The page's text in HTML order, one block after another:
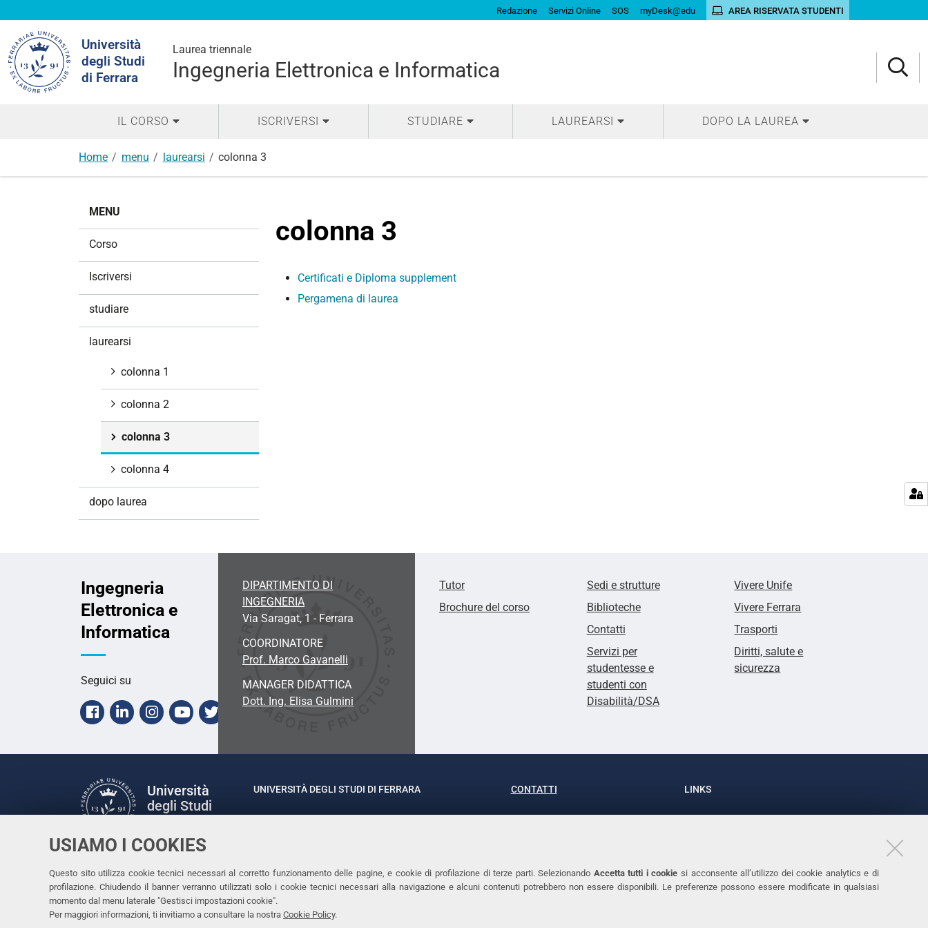
USIAMO I COOKIES
Questo sito utilizza cookie tecnici necessari al corretto funzionamento delle pagine, e cookie di profilazione di terze parti. Selezionando Accetta tutti i cookie si acconsente all’utilizzo dei cookie analytics e di
profilazione. Chiudendo il banner verranno utilizzati solo i cookie tecnici necessari alla navigazione e alcuni contenuti potrebbero non essere disponibili. Le preferenze possono essere modificate in qualsiasi
momento dal menu laterale "Gestisci impostazioni cookie".
Per maggiori informazioni, ti invitiamo a consultare la nostra Cookie Policy.
Redazione Servizi Online SOS myDesk@edu AREA RISERVATA STUDENTI
Università
degli Studi
di Ferrara
Laurea triennale
Ingegneria Elettronica e Informatica
nel
sito
IL CORSO ISCRIVERSI STUDIARE LAUREARSI DOPO LA LAUREA
Home menu laurearsi colonna 3
colonna 3
Certificati e Diploma supplement
Pergamena di laurea
MENU
Corso
Iscriversi
studiare
laurearsi
colonna 1
colonna 2
colonna 3
colonna 4
dopo laurea
Ingegneria
Elettronica e
Informatica
Seguici su
Facebook
LinkedinInstagram
Youtube
Twitter
DIPARTIMENTO DI
INGEGNERIA
Via Saragat, 1 - Ferrara
COORDINATORE
Prof. Marco Gavanelli
MANAGER DIDATTICA
Dott. Ing. Elisa Gulmini
Tutor
Brochure del corso
Sedi e strutture
Biblioteche
Contatti
Servizi per
studentesse e
studenti con
Disabilità/DSA
Vivere Unife
Vivere Ferrara
Trasporti
Diritti, salute e
sicurezza
Università
degli Studi
Facebook
LinkedinInstagram
Youtube
UNIVERSITÀ DEGLI STUDI DI FERRARA
Rettrice: Prof.ssa Laura Ramaciotti
CONTATTI
Tel. +39 0532 293111
LINKS
Accessibilità
Cookies